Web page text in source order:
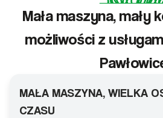
Mała maszyna, mały
możliwości z
MAŁA MASZYNA, WIELKA
CZASU